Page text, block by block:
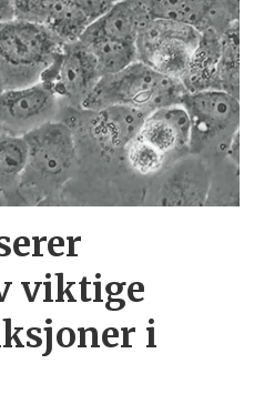
viktige
i